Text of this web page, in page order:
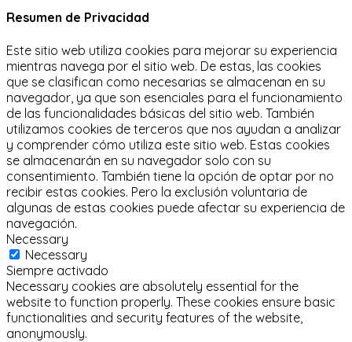
Resumen de Privacidad
Este sitio web utiliza cookies para mejorar su experiencia
mientras navega por el sitio web. De estas, las cookies
que se clasifican como necesarias se almacenan en su
navegador, ya que son esenciales para el funcionamiento
de las funcionalidades básicas del sitio web. También
utilizamos cookies de terceros que nos ayudan a analizar
y comprender cómo utiliza este sitio web. Estas cookies
se almacenarán en su navegador solo con su
consentimiento. También tiene la opción de optar por no
recibir estas cookies. Pero la exclusión voluntaria de
algunas de estas cookies puede afectar su experiencia de
navegación.
Necessary
Necessary
Siempre activado
Necessary cookies are absolutely essential for the
website to function properly. These cookies ensure basic
functionalities and security features of the website,
anonymously.